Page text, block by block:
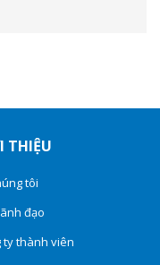
THIỆU
tôi
đạo
ty thành viên